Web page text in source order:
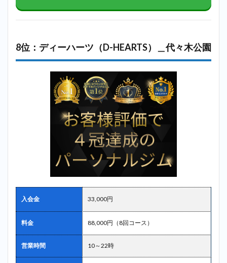
8位：ディーハーツ（D-HEARTS）＿代々木公園
入会金 33,000円
料金 88,000円（8回コース）
営業時間 10～22時